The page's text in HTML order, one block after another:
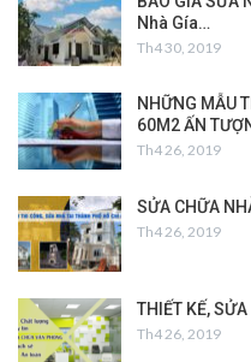
Nhà Gía…
Th4 30, 2019
NHỮNG MẪU
60M2 ẤN
Th4 26, 2019
SỬA CHỮA
Th4 26, 2019
THIẾT KẾ,
Th4 26, 2019